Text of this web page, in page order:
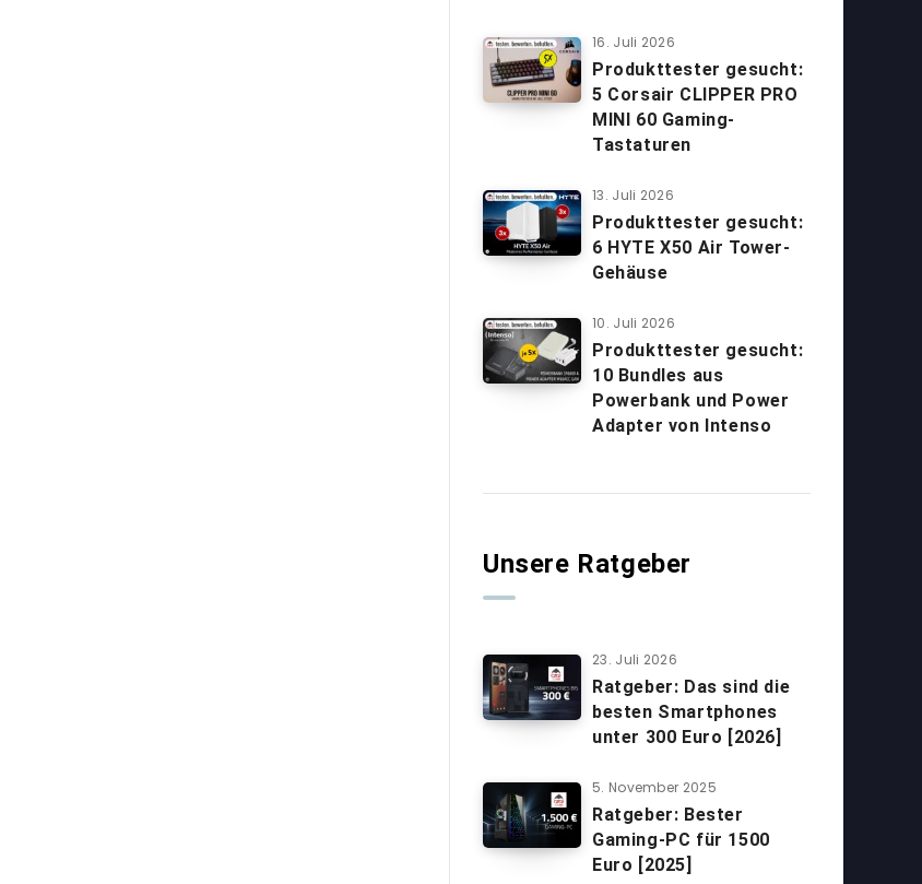
16. Juli 2026
Produkttester gesucht:
5 Corsair CLIPPER PRO
MINI 60 Gaming-
Tastaturen
13. Juli 2026
Produkttester gesucht:
6 HYTE X50 Air Tower-
Gehäuse
10. Juli 2026
Produkttester gesucht:
10 Bundles aus
Powerbank und Power
Adapter von Intenso
Unsere Ratgeber
23. Juli 2026
Ratgeber: Das sind die
besten Smartphones
unter 300 Euro [2026]
5. November 2025
Ratgeber: Bester
Gaming-PC für 1500
Euro [2025]